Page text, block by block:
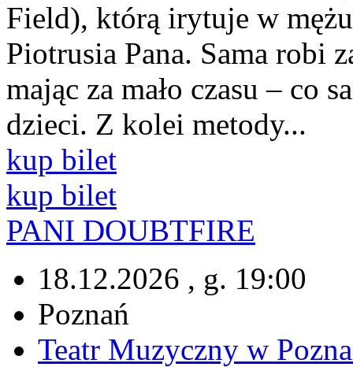
Field), którą irytuje w
Piotrusia Pana. Sama robi
mając za mało czasu – co
dzieci. Z kolei metody...
kup bilet
kup bilet
PANI DOUBTFIRE
18.12.2026 , g. 19:00
Poznań
Teatr Muzyczny w